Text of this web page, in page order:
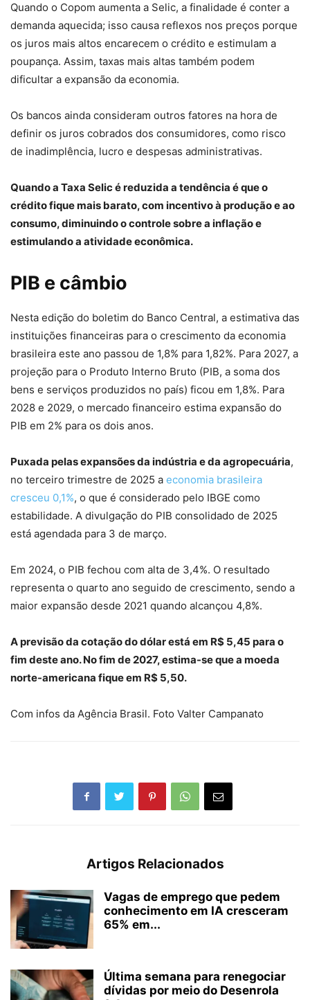
Quando o Copom aumenta a Selic, a finalidade é conter a
demanda aquecida; isso causa reflexos nos preços porque
os juros mais altos encarecem o crédito e estimulam a
poupança. Assim, taxas mais altas também podem
dificultar a expansão da economia.
Os bancos ainda consideram outros fatores na hora de
definir os juros cobrados dos consumidores, como risco
de inadimplência, lucro e despesas administrativas.
Quando a Taxa Selic é reduzida a tendência é que o
crédito fique mais barato, com incentivo à produção e ao
consumo, diminuindo o controle sobre a inflação e
estimulando a atividade econômica.
PIB e câmbio
Nesta edição do boletim do Banco Central, a estimativa das
instituições financeiras para o crescimento da economia
brasileira este ano passou de 1,8% para 1,82%. Para 2027, a
projeção para o Produto Interno Bruto (PIB, a soma dos
bens e serviços produzidos no país) ficou em 1,8%. Para
2028 e 2029, o mercado financeiro estima expansão do
PIB em 2% para os dois anos.
Puxada pelas expansões da indústria e da agropecuária,
no terceiro trimestre de 2025 a economia brasileira
cresceu 0,1%, o que é considerado pelo IBGE como
estabilidade. A divulgação do PIB consolidado de 2025
está agendada para 3 de março.
Em 2024, o PIB fechou com alta de 3,4%. O resultado
representa o quarto ano seguido de crescimento, sendo a
maior expansão desde 2021 quando alcançou 4,8%.
A previsão da cotação do dólar está em R$ 5,45 para o
fim deste ano. No fim de 2027, estima-se que a moeda
norte-americana fique em R$ 5,50.
Com infos da Agência Brasil. Foto Valter Campanato
Artigos Relacionados
Vagas de emprego que pedem
conhecimento em IA cresceram
65% em...
Última semana para renegociar
dívidas por meio do Desenrola